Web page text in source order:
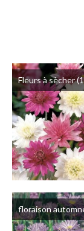
Fleurs à sècher
floraison